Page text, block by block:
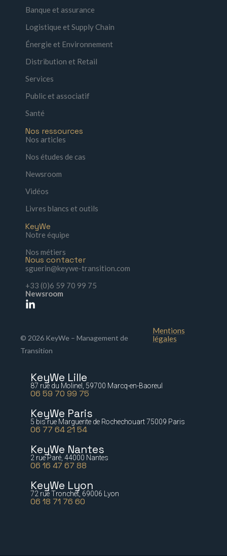
Banque et assurance
Logistique et Supply Chain
Énergie et Environnement
Distribution et Retail
Services
Public et associatif
Santé
Nos ressources
Nos articles
Nos études de cas
Newsroom
Vidéos
Livres blancs et outils
KeyWe
Notre équipe
Nos métiers
Nous contacter
sguerin@keywe-transition.com
+33 (0)6 59 70 99 75
Newsroom
© 2026 KeyWe – Management de
Transition
Mentions
légales
KeyWe Lille
87 rue du Molinel, 59700 Marcq-en-Baoreul
06 59 70 99 75
KeyWe Paris
5 bis rue Marguerite de Rochechouart 75009 Paris
06 77 64 21 54
KeyWe Nantes
2 rue Paré, 44000 Nantes
06 16 47 67 88
KeyWe Lyon
72 rue Tronchet, 69006 Lyon
06 18 71 76 60